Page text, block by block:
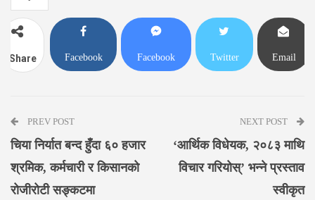
Share Facebook Facebook Twitter Email
PREV POST
चिया निर्यात बन्द हुँदा ६० हजार
श्रमिक, कर्मचारी र किसानको
रोजीरोटी सङ्कटमा
NEXT POST
‘आर्थिक विधेयक, २०८३ माथि
विचार गरियोस्’ भन्ने प्रस्ताव
स्वीकृत